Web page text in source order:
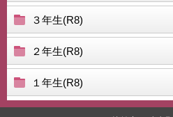
３年生(R8)
２年生(R8)
１年生(R8)